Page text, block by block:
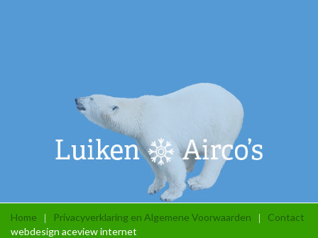
Home Privacyverklaring en Algemene Voorwaarden
Contact
webdesign aceview internet